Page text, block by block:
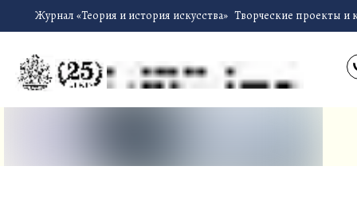
Журнал «Теория и история искусства» Творческие проекты и